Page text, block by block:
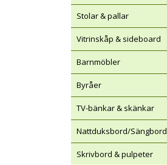
Stolar & pallar
Vitrinskåp & sideboard
Barnmöbler
Byråer
TV-bänkar & skänkar
Nattduksbord/Sängbord
Skrivbord & pulpeter